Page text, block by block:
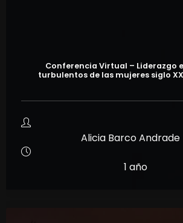
Conferencia Virtual – Liderazgo
turbulentos de las mujeres siglo
Alicia Barco Andrade
1 año